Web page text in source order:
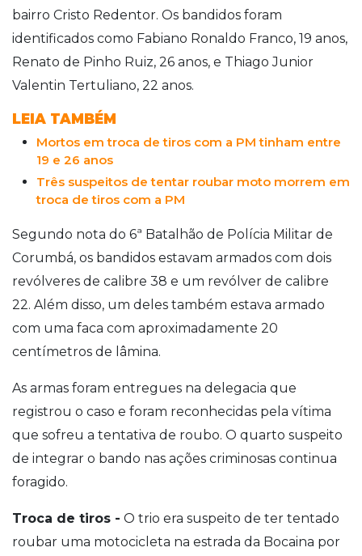
bairro Cristo Redentor. Os bandidos foram
identificados como Fabiano Ronaldo Franco, 19 anos,
Renato de Pinho Ruiz, 26 anos, e Thiago Junior
Valentin Tertuliano, 22 anos.
LEIA TAMBÉM
Mortos em troca de tiros com a PM tinham entre
19 e 26 anos
Três suspeitos de tentar roubar moto morrem em
troca de tiros com a PM
Segundo nota do 6ª Batalhão de Polícia Militar de
Corumbá, os bandidos estavam armados com dois
revólveres de calibre 38 e um revólver de calibre
22. Além disso, um deles também estava armado
com uma faca com aproximadamente 20
centímetros de lâmina.
As armas foram entregues na delegacia que
registrou o caso e foram reconhecidas pela vítima
que sofreu a tentativa de roubo. O quarto suspeito
de integrar o bando nas ações criminosas continua
foragido.
Troca de tiros - O trio era suspeito de ter tentado
roubar uma motocicleta na estrada da Bocaina por